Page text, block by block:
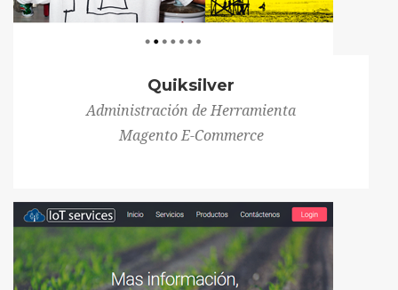
Quiksilver
Administración de Herramienta
Magento E-Commerce